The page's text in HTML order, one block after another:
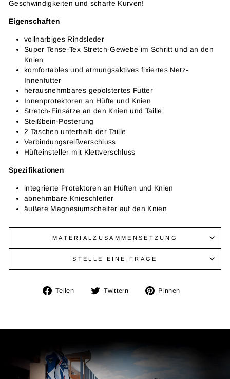
Geschwindigkeiten und scharfe Kurven!
Eigenschaften
vollnarbiges Rindsleder
Super Tense-Tex Stretch-Gewebe im Schritt und an den
Knien
komfortables und atmungsaktives fixiertes Netz-
Innenfutter
herausnehmbares gepolstertes Futter
Innenprotektoren an Hüfte und Knien
Stretch-Einsätze an den Knien und Taille
Steißbein-Posterung
2 Taschen unterhalb der Taille
Verbindungsreißverschluss
Hüfteinsteller mit Klettverschluss
Spezifikationen
integrierte Protektoren an Hüften und Knien
abnehmbare Knieschleifer
äußere Magnesiumscheifer auf den Knien
MATERIALZUSAMMENSETZUNG
STELLE EINE FRAGE
Teilen
Auf
Twittern
Auf
Pinnen